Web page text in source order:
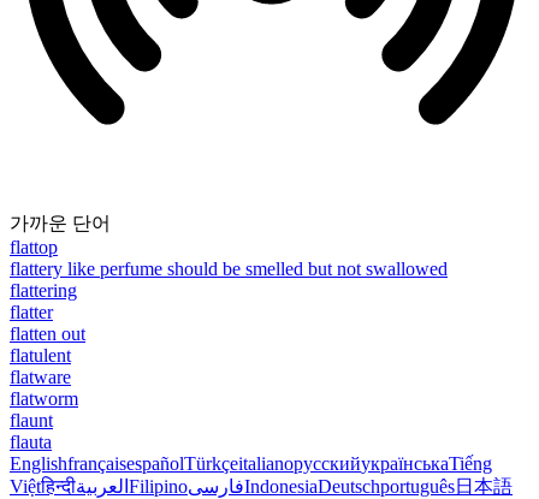
가까운 단어
flattop
flattery like perfume should be smelled but not swallowed
flattering
flatter
flatten out
flatulent
flatware
flatworm
flaunt
flauta
EnglishfrançaisespañolTürkçeitalianoрусскийукраїнськаTiếng
Việtहिन्दीالعربية FilipinoفارسیIndonesiaDeutschportuguês日本語